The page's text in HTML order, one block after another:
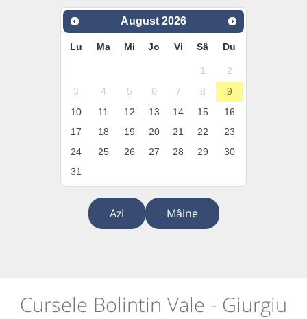
August 2026
Lu Ma Mi Jo Vi Sâ Du
1
2
3
4 5 6 7 8
9
10
11 12 13 14 15
16
17
18 19 20 21 22
23
24
25 26 27 28 29
30
31
Azi Mâine
Cursele Bolintin Vale - Giurgiu